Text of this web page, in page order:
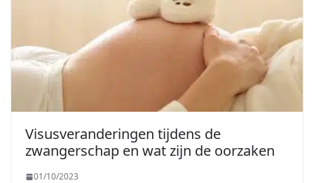
Visusveranderingen tijdens de
zwangerschap en wat zijn de oorzaken
01/10/2023